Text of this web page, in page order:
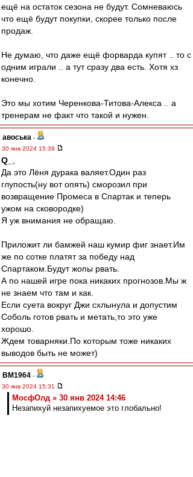
ещё на остаток сезона не будут. Сомневаюсь
что ещё будут покупки, скорее только после
продаж.
Не думаю, что даже ещё форварда купят .. то с
одним играли .. а тут сразу два есть. Хотя хз
конечно.
Это мы хотим Черенкова-Титова-Алекса .. а
тренерам не факт что такой и нужен.
авоська -
30 янв 2024 15:39
Q_
Да это Лёня дурака валяет.Один раз
глупость(ну вот опять) сморозил при
возвращение Промеса в Спартак и теперь
ужом на сковородке)
Я уж внимания не обращаю.
Приложит ли бамжей наш кумир фиг знает.Им
же по сотке платят за победу над
Спартаком.Будут жопы рвать.
А по нашей игре пока никаких прогнозов.Мы ж
не знаем что там и как.
Если суета вокруг Джи схлынула и допустим
Соболь готов рвать и метать,то это уже
хорошо.
Ждем товарняки.По которым тоже никаких
выводов быть не может)
BM1964 -
30 янв 2024 15:31
МосфОлд » 30 янв 2024 14:46
Незапихуй незапихуемое это глобально!